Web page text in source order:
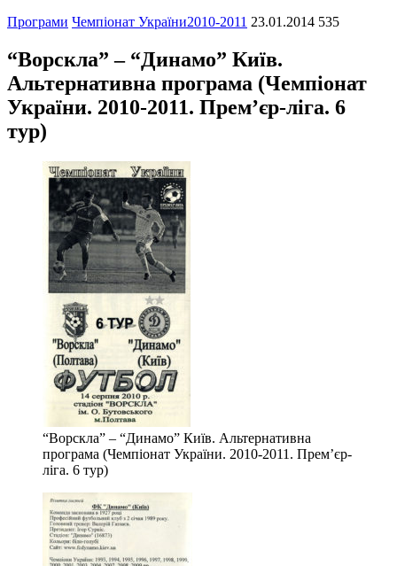
Програми Чемпіонат України2010-2011 23.01.2014 535
“Ворскла” – “Динамо” Київ.
Альтернативна програма (Чемпіонат
України. 2010-2011. Прем’єр-ліга. 6
тур)
“Ворскла” – “Динамо” Київ. Альтернативна
програма (Чемпіонат України. 2010-2011. Прем’єр-
ліга. 6 тур)